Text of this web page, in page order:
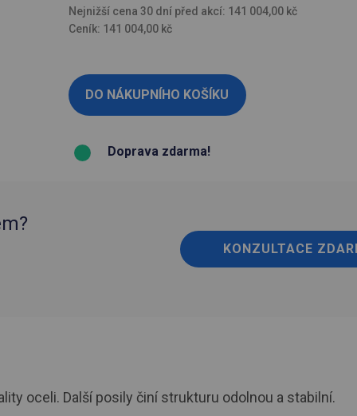
Nejnižší cena 30 dní před akcí: 141 004,00 kč
Ceník: 141 004,00 kč
Doprava zdarma!
KONZULTACE
oceli. Další posily činí strukturu odolnou a stabilní.